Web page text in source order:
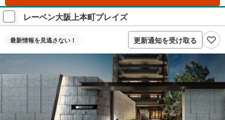
レーベン大阪上本町プレイズ
最新情報を見逃さない！ 更新通知を受け取る